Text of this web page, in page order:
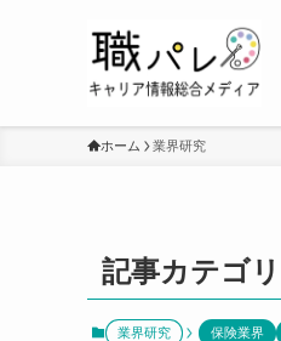
ホーム 業界研究
記事カテゴ
業界研究 保険業界